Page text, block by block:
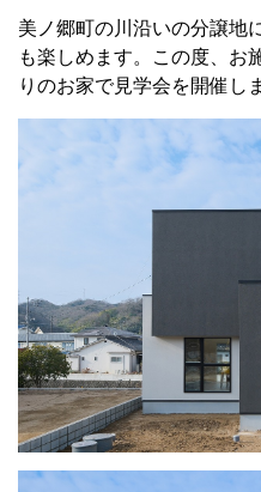
美ノ郷町の川沿いの分譲地
も楽しめます。この度、お
りのお家で見学会を開催し